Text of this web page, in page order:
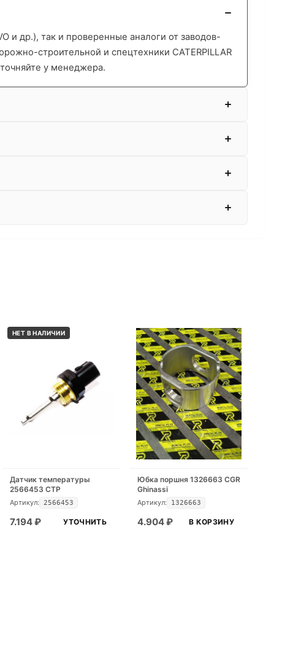
и др.), так и проверенные аналоги от заводов-
строительной и спецтехники CATERPILLAR
у менеджера.
НЕТ В НАЛИЧИИ
Датчик температуры
2566453 CTP
Артикул: 2566453
7.194₽ УТОЧНИТЬ
Юбка поршня 1326663 CGR
Ghinassi
Артикул: 1326663
4.904₽ В КОРЗИНУ